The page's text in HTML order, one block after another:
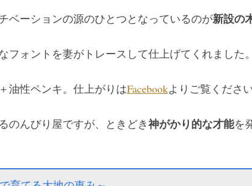
ベーションの源のひとつとなっているのが新設の
フォントを妻がトレースして仕上げてくれました。
油性ペンキ。仕上がりはFacebookよりご覧ください
のんびり屋ですが、ときどき神がかり的な才能を